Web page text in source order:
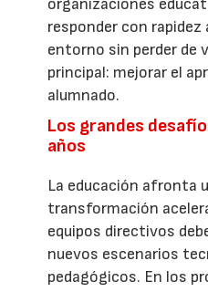
organizaciones
responder con rapidez
entorno sin perder de
principal: mejorar el
alumnado.
Los grandes
años
La educación afronta
transformación
equipos directivos
nuevos escenarios
pedagógicos. En los